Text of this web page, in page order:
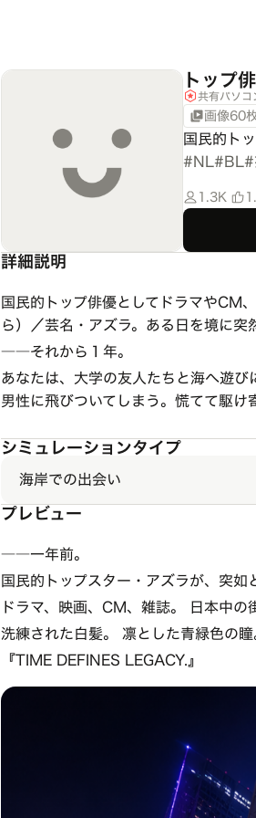
トップ
共有パソコ
画像60
国民的ト
#NL #BL #
1.3K
詳細説明
国民的トップ俳優としてドラマやCM
ら）／芸名・アズラ。ある日を境に突
――それから１年。
あなたは、大学の友人たちと海へ遊び
男性に飛びついてしまう。慌てて駆
シミュレーションタイプ
海岸での出会い
プレビュー
――一年前。
国民的トップスター・アズラが、突如
ドラマ、映画、CM、雑誌。 日本中の
洗練された白髪。 凛とした青緑色の瞳
『TIME DEFINES LEGACY.』